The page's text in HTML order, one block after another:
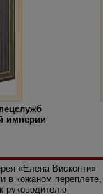
империи
«Елена Висконти»
в кожаном
руководителю